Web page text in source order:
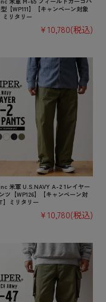
【WP111】【キャンペーン対象
ミリタリー
¥10,780(税込)
米軍 U.S.NAVY A-2 1レイヤー
ツ【WP126】【キャンペーン対
】ミリタリー
¥10,780(税込)